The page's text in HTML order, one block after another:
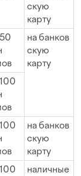
скую
карту
на банков
скую
карту
на банков
скую
карту
наличные